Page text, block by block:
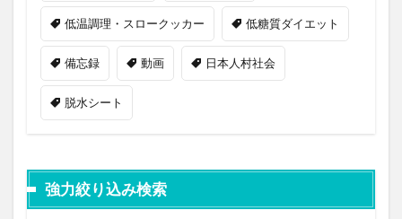
低温調理・スロークッカー 低糖質ダイエット
備忘録 動画 日本人村社会
脱水シート
強力絞り込み検索